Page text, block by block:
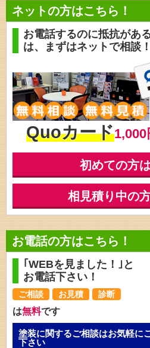
ネットの方はこちら！
お電話するのに抵抗があ
は、
まずはネットで相談
Quoカード1,000
初めての方
相見積り中の
お電話の方はこちら！
｢WEBを見ました！｣と
お電話下さい！
ご相談 お見積 診断
は無料です
塗装に関するご相談はお気軽に
下さい